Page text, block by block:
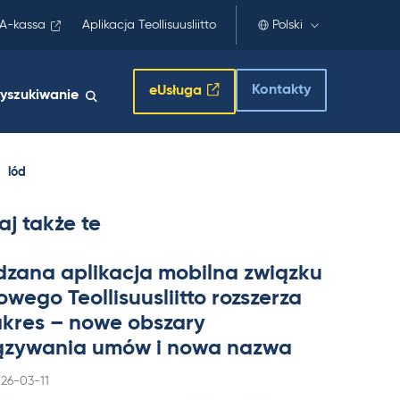
A-kassa Aplikacja Teollisuusliitto Polski
eUsługa Kontakty
lód
także te
apli­kacja mo­bilna związku
Teol­li­suus­liitto rozszerza
– nowe obszary
umów i nowa nazwa
03-11